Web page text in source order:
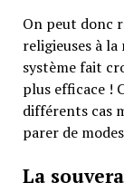
On peut donc
religieuses à
système fait
plus efficace !
différents cas
parer de
La